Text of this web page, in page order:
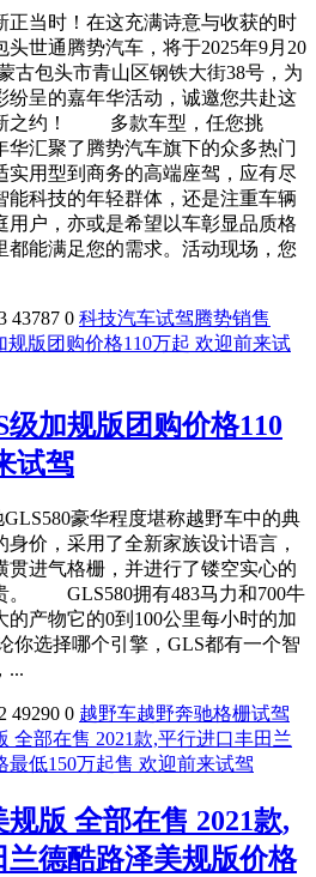
当时！在这充满诗意与收获的时
世通腾势汽车，将于2025年9月20
古包头市青山区钢铁大街38号，为
纷呈的嘉年华活动，诚邀您共赴这
之约！ 多款车型，任您挑
聚了腾势汽车旗下的众多热门
实用型到商务的高端座驾，应有尽
能科技的年轻群体，还是注重车辆
用户，亦或是希望以车彰显品质格
都能满足您的需求。活动现场，您
43787 0 科技汽车试驾腾势销售
加规版团购价格110
试驾
豪华程度堪称越野车中的典
价，采用了全新家族设计语言，
贯进气格栅，并进行了镂空实心的
。 GLS580拥有483马力和700牛
的产物它的0到100公里每小时的加
你选择哪个引擎，GLS都有一个智
...
49290 0 越野车越野奔驰格栅试驾
版 全部在售 2021款,
兰德酷路泽美规版价格